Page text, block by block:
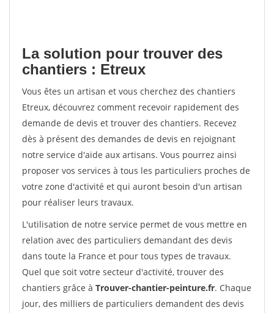
La solution pour trouver des
chantiers : Etreux
Vous êtes un artisan et vous cherchez des chantiers
Etreux, découvrez comment recevoir rapidement des
demande de devis et trouver des chantiers. Recevez
dès à présent des demandes de devis en rejoignant
notre service d'aide aux artisans. Vous pourrez ainsi
proposer vos services à tous les particuliers proches de
votre zone d'activité et qui auront besoin d'un artisan
pour réaliser leurs travaux.
L'utilisation de notre service permet de vous mettre en
relation avec des particuliers demandant des devis
dans toute la France et pour tous types de travaux.
Quel que soit votre secteur d'activité, trouver des
chantiers grâce à Trouver-chantier-peinture.fr. Chaque
jour, des milliers de particuliers demandent des devis